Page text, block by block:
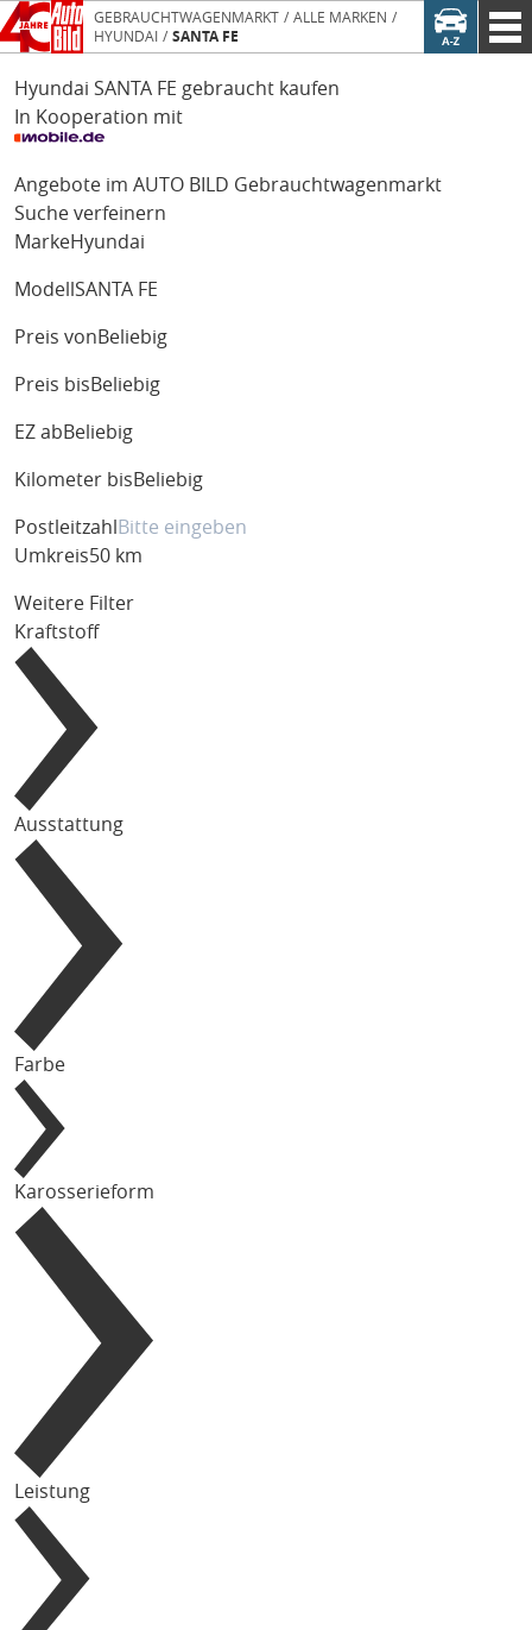
GEBRAUCHTWAGENMARKT
ALLE MARKEN
HYUNDAI
SANTA FE
Hyundai SANTA FE gebraucht kaufen
In Kooperation mit
Angebote im AUTO BILD Gebrauchtwagenmarkt
Suche verfeinern
MarkeHyundai
Modell SANTA FE
Preis von Beliebig
Preis bis Beliebig
EZ ab Beliebig
Kilometer bis Beliebig
Postleitzahl
Umkreis50 km
Weitere Filter
Kraftstoff
Ausstattung
Farbe
Karosserieform
Leistung